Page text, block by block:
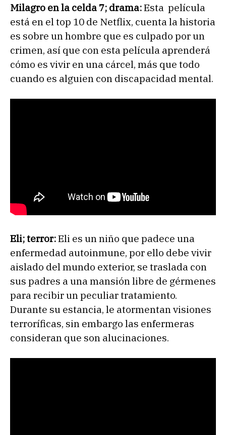
Milagro en la celda 7; drama:Esta película
está en el top 10 de Netflix, cuenta la historia
es sobre un hombre que es culpado por un
crimen, así que con esta película aprenderá
cómo es vivir en una cárcel, más que todo
cuando es alguien con discapacidad mental.
Eli; terror:Eli es un niño que padece una
enfermedad autoinmune, por ello debe vivir
aislado del mundo exterior, se traslada con
sus padres a una mansión libre de gérmenes
para recibir un peculiar tratamiento.
Durante su estancia, le atormentan visiones
terroríficas, sin embargo las enfermeras
consideran que son alucinaciones.